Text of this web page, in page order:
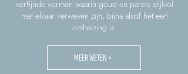
verfijnde vormen waarin goud en parels stijlvol
met elkaar verweven zijn, bijna alsof het een
omhelzing is.
MEER WETEN >